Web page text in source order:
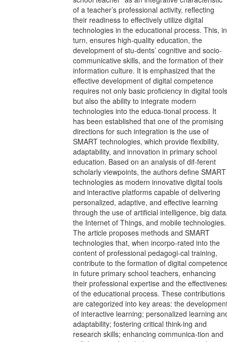
of a teacher’s professional activity, reflecting
their readiness to effectively utilize digital
technologies in the educational process. This, in
turn, ensures high-quality education, the
development of stu-dents’ cognitive and socio-
communicative skills, and the formation of their
information culture. It is emphasized that the
effective development of digital competence
requires not only basic proficiency in digital tools
but also the ability to integrate modern
technologies into the educa-tional process. It
has been established that one of the promising
directions for such integration is the use of
SMART technologies, which provide flexibility,
adaptability, and innovation in primary school
education. Based on an analysis of dif-ferent
scholarly viewpoints, the authors define SMART
technologies as modern innovative digital tools
and interactive platforms capable of delivering
personalized, adaptive, and effective learning
through the use of artificial intelligence, big
the Internet of Things, and mobile technologies.
The article proposes methods and SMART
technologies that, when incorpo-rated into the
content of professional pedagogi-cal training,
contribute to the formation of digital
in future primary school teachers, enhancing
their professional expertise and the
of the educational process. These contributions
are categorized into key areas: the
of interactive learning; personalized learning
adaptability; fostering critical think-ing and
research skills; enhancing communica-tion and